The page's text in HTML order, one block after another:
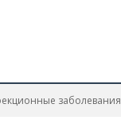
заболевания